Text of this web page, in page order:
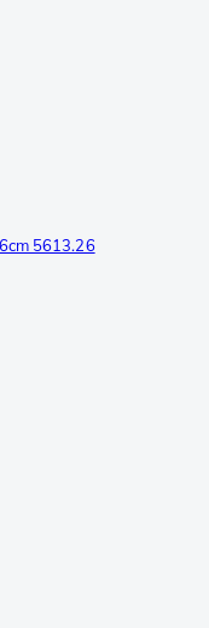
5613.26